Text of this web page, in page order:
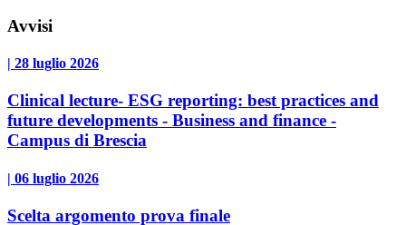
Avvisi
| 28 luglio 2026
Clinical lecture- ESG reporting: best practices and
future developments - Business and finance -
Campus di Brescia
| 06 luglio 2026
Scelta argomento prova finale